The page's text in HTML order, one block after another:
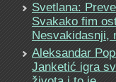
Svetlana:
Svakako fim
Nesvakidasnji,
Aleksandar
Janketić igra